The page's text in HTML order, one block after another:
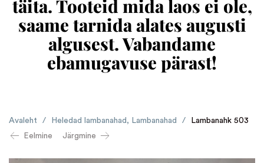
täita. Tooteid mida laos ei ole,
saame tarnida alates augusti
algusest. Vabandame
ebamugavuse pärast!
Avaleht / Heledad lambanahad , Lambanahad /
Lambanahk 503
Eelmine
Järgmine